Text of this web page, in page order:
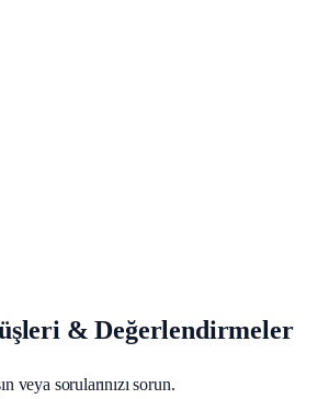
& Değerlendirmeler
veya sorularınızı sorun.